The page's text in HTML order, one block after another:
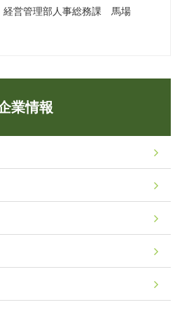
営管理部人事総務課 馬場
業情報